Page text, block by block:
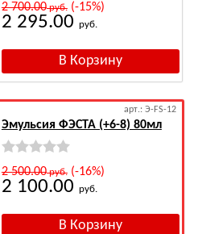
2 700.00руб.(-15%)
2 295.00 руб.
арт.: Э-FS-12
Эмульсия ФЭСТА (+6-8) 80мл
2 500.00руб.(-16%)
2 100.00 руб.